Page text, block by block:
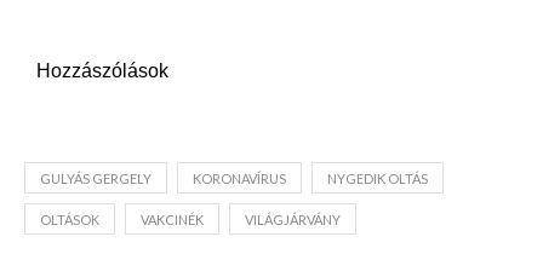
Hozzászólások
GULYÁS GERGELY KORONAVÍRUS NYGEDIK OLTÁS
OLTÁSOK VAKCINÉK VILÁGJÁRVÁNY